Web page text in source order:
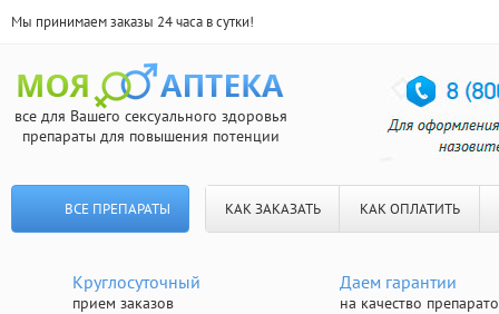
Мы принимаем заказы 24 часа в сутки!
все для Вашего сексуального здоровья
препараты для повышения потенции
ВСЕ ПРЕПАРАТЫ КАК ЗАКАЗАТЬ КАК ОПЛАТИТЬ
Круглосуточный
прием заказов
Даем гарантии
на качество